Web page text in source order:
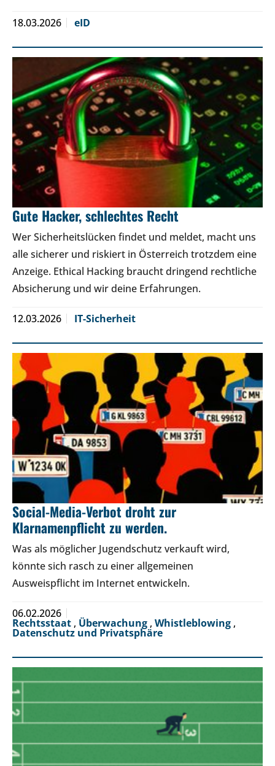
18.03.2026 eID
Gute Hacker, schlechtes Recht
Wer Sicherheitslücken findet und meldet, macht uns
alle sicherer und riskiert in Österreich trotzdem eine
Anzeige. Ethical Hacking braucht dringend rechtliche
Absicherung und wir deine Erfahrungen.
12.03.2026 IT-Sicherheit
Social-Media-Verbot droht zur
Klarnamenpflicht zu werden.
Was als möglicher Jugendschutz verkauft wird,
könnte sich rasch zu einer allgemeinen
Ausweispflicht im Internet entwickeln.
06.02.2026
Rechtsstaat , Überwachung , Whistleblowing ,
Datenschutz und Privatsphäre